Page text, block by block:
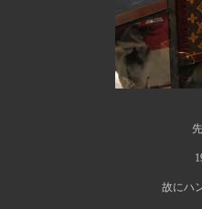
先日のモノほど古
1940～1950年代頃
故にハンドペイントに